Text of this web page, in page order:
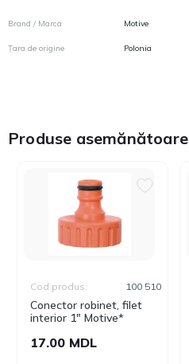
Brand / Marca Motive
Țara de origine Polonia
Produse asemănătoare
Conector robinet, filet
interior 1" Motive*
Cod produs: 100 510
17.00 MDL